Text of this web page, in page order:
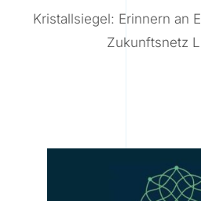
Kristallsiegel: Erinnern an
Zukunftsnetz